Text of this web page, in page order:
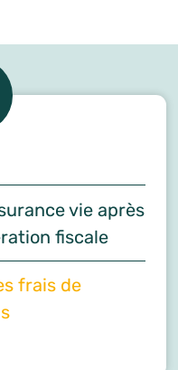
vie après
fiscale
frais de